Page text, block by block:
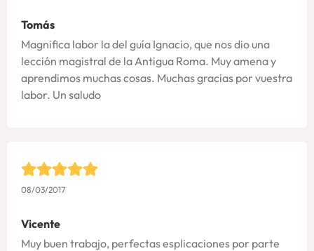
Tomás
Magnifica labor la del guía Ignacio, que nos dio una
lección magistral de la Antigua Roma. Muy amena y
aprendimos muchas cosas. Muchas gracias por vuestra
labor. Un saludo
08/03/2017
Vicente
Muy buen trabajo, perfectas esplicaciones por parte